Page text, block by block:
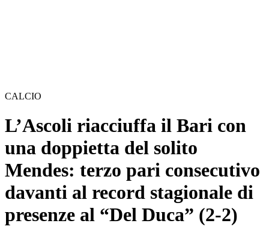
CALCIO
L’Ascoli riacciuffa il Bari con
una doppietta del solito
Mendes: terzo pari consecutivo
davanti al record stagionale di
presenze al “Del Duca” (2-2)